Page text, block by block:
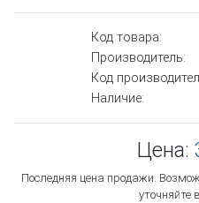
Код товара:
Производитель:
Код
Наличие:
Цена:
Последняя цена продажи.
уточняйте